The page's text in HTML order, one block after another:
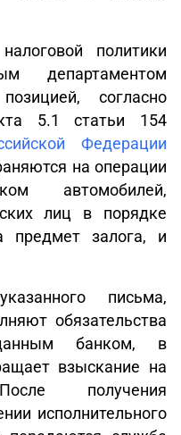
политики
департаментом
согласно
5.1 статьи 154
Федерации
на операции
автомобилей,
лиц в порядке
предмет залога, и
письма,
обязательства
банком, в
взыскание на
получения
исполнительного